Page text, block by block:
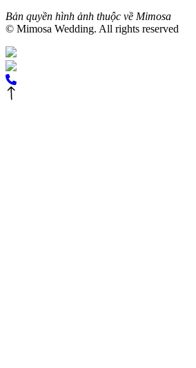
Bản quyền hình ảnh thuộc về Mimosa
© Mimosa Wedding. All rights reserved